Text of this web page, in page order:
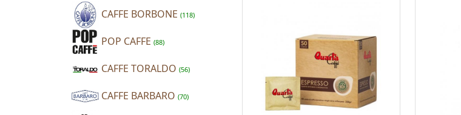
CAFFE BORBONE (118)
POP CAFFE (88)
CAFFE TORALDO (56)
CAFFE BARBARO (70)